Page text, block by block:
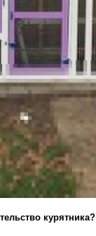
курятника?